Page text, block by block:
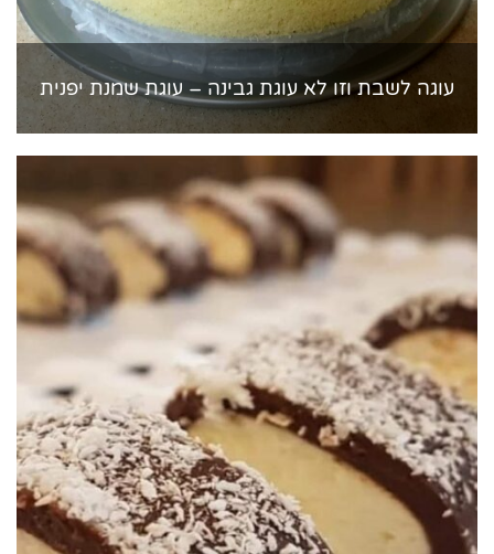
עוגה לשבת וזו לא עוגת גבינה – עוגת שמנת יפנית